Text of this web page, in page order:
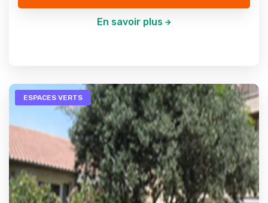
En savoir plus
ESPACES VERTS